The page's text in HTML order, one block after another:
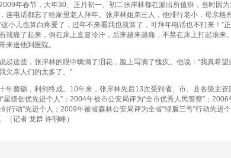
年春节，大年30、正月初一、初二张岸林都在派出所值班，当时因为
连电话都忘了给家里老人拜年。张岸林姐弟三人，他排行老小，母亲
这小儿也算白疼爱了，过年不来看我也就算了，可拜年电话也不打来！”
就痛了起来，倒在床上直冒冷汗，后来越来越痛，不禁在床上打起滚
来送他到医院。
这些，张岸林的眼中噙满了泪花，脸上写满了愧疚。他说：“我真希望
欠亲人们的太多了。”
磨砺，利剑终成。10年来，张岸林先后13次受到省、市、县各级主管
“星级创优先进个人”；2004年被市公安局评为“全市优秀人民警察”；
剑行动”先进个人；2009年被省森林公安局评为全省“绿盾三号”行动先
（记者 龙群 许明峰）